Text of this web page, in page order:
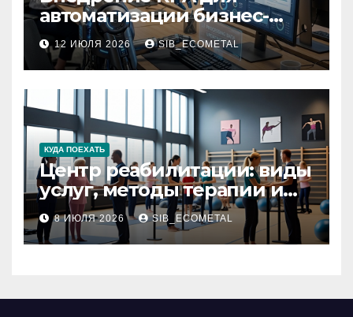
автоматизации бизнес-
процессов
12 ИЮЛЯ 2026 SIB_ECOMETAL
КУДА ПОЕХАТЬ
Центр реабилитации: виды
услуг, методы терапии и
критерии качества
8 ИЮЛЯ 2026 SIB_ECOMETAL